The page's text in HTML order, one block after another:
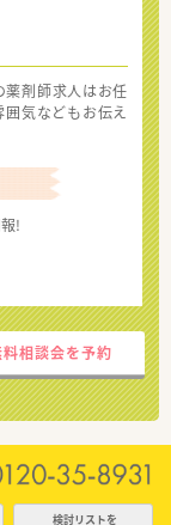
剤師求人はお任
囲気などもお伝え
!
相談会を予約
検討リストを